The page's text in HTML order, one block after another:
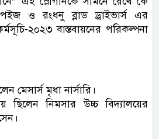
ও রংধনু ব্লাড ড্রাইভার্স এর
২০২৩ বাস্তবায়নের পরিকল্পনা
মেসার্স মৃধা নার্সারি।
ছিলেন নিমসার উচ্চ বিদ্যালয়ের